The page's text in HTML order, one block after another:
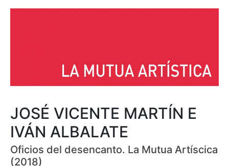
JOSÉ VICENTE MARTÍN E
IVÁN ALBALATE
Oficios del desencanto. La Mutua Artíscica
(2018)